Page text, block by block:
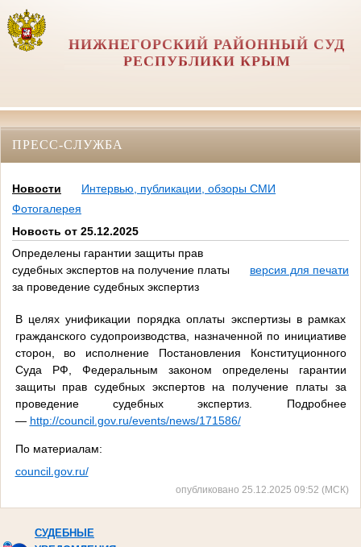
НИЖНЕГОРСКИЙ РАЙОННЫЙ СУД
РЕСПУБЛИКИ КРЫМ
ПРЕСС-СЛУЖБА
Новости
Интервью, публикации, обзоры СМИ
Фотогалерея
Новость от 25.12.2025
Определены гарантии защиты прав
судебных экспертов на получение платы
за проведение судебных экспертиз
версия для печати
В целях унификации порядка оплаты экспертизы в рамках
гражданского судопроизводства, назначенной по инициативе
сторон, во исполнение Постановления Конституционного
Суда РФ, Федеральным законом определены гарантии
защиты прав судебных экспертов на получение платы за
проведение судебных экспертиз. Подробнее
— http://council.gov.ru/events/news/171586/
По материалам:
council.gov.ru/
опубликовано 25.12.2025 09:52 (МСК)
СУДЕБНЫЕ